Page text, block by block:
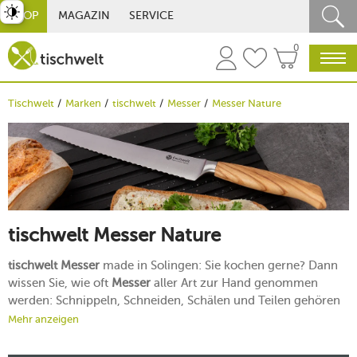
SHOP MAGAZIN SERVICE
0
Tischwelt Marken tischwelt Messer Messer Nature
tischwelt Messer Nature
tischwelt Messer made in Solingen: Sie kochen gerne? Dann
wissen Sie, wie oft Messer aller Art zur Hand genommen
werden: Schnippeln, Schneiden, Schälen und Teilen gehören
zur Vorbereitung der meisten Mahlzeiten. Unsere
gemasertenOlivenholzgriffennicht nur sämtliche Blicke.
Mehr anzeigen
umschalten